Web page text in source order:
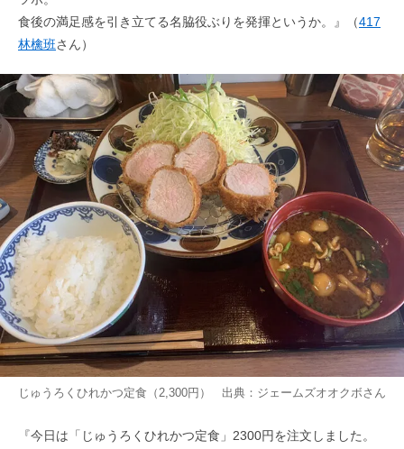
食後の満足感を引き立てる名脇役ぶりを発揮というか。』（417
林檎班さん）
じゅうろくひれかつ定食（2,300円） 出典： ジェームズオオクボさん
『今日は「じゅうろくひれかつ定食」2300円を注文しました。